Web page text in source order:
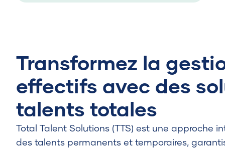
Transformez la
effectifs avec des
talents totales
Total Talent Solutions (TTS) est une approche
des talents permanents et temporaires,